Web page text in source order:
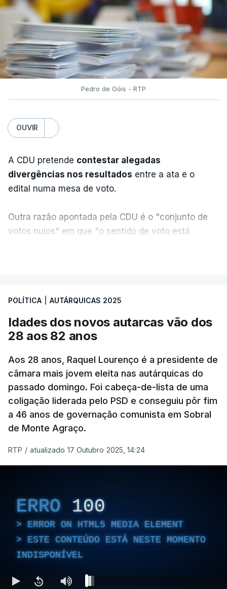
Pedro de Góis - RTP
OUVIR
A CDU pretende contestar alegadas
divergências nos resultados entre a ata e o
edital numa mesa de voto.
Outra razão apontada pela CDU é o "conjunto de
votos nulos" em que "o sentido de voto está
válidos pelo apuramento geral".
As explicações pela voz de Sofia Lisboa, da CDU,
entanto, admite que "desta vez é diferente",
porque a diferença de votos é "muito curta" e,
portanto, tem a "particularidade de decidir, (de)
poucos votos decidirem" a eleição de um vereador.
ERRO100
ERROR ON HTML5 MEDIA ELEMENT
MOMENTO INDISPONÍVEL
No último fim de semana, o secretário-geral do
votos.
POLÍTICA AUTÁRQUICAS 2025
Idades dos novos autarcas vão dos
28 aos 82 anos
Aos 28 anos, Raquel Lourenço é a presidente de
câmara mais jovem eleita nas autárquicas do
passado domingo. Foi cabeça-de-lista de uma
coligação liderada pelo PSD e conseguiu pôr fim
a 46 anos de governação comunista em Sobral
de Monte Agraço.
RTP / atualizado 17 Outubro 2025, 14:24
ERRO 100
ERROR ON HTML5 MEDIA ELEMENT
ESTE CONTEÚDO ESTÁ NESTE MOMENTO
INDISPONÍVEL